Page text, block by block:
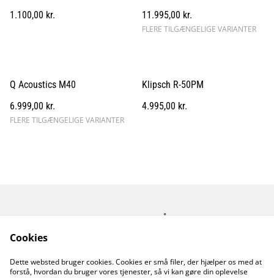
1.100,00 kr.
11.995,00 kr.
FLERE TILGÆNGELIGE VARIANTER
Q Acoustics M40
6.999,00 kr.
FLERE TILGÆNGELIGE VARIANTER
Klipsch R-50PM
4.995,00 kr.
Kontakt os
Åbningstider
Cookiepolitik
Cookies
Dette websted bruger cookies. Cookies er små filer, der hjælper os med at
forstå, hvordan du bruger vores tjenester, så vi kan gøre din oplevelse